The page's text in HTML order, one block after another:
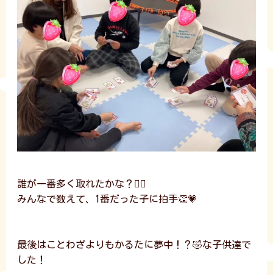
誰が一番多く取れたかな？🙋‍♀️
みんなで数えて、1番だった子に拍手👏💗
最後はことわざよりもかるたに夢中！？🤣な子供達で
した！